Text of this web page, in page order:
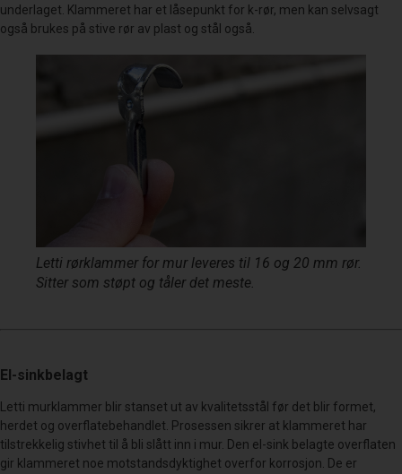
underlaget. Klammeret har et låsepunkt for k-rør, men kan selvsagt
også brukes på stive rør av plast og stål også.
Letti rørklammer for mur leveres til 16 og 20 mm rør.
Sitter som støpt og tåler det meste.
El-sinkbelagt
Letti murklammer blir stanset ut av kvalitetsstål før det blir formet,
herdet og overflatebehandlet. Prosessen sikrer at klammeret har
tilstrekkelig stivhet til å bli slått inn i mur. Den el-sink belagte overflaten
gir klammeret noe motstandsdyktighet overfor korrosjon. De er